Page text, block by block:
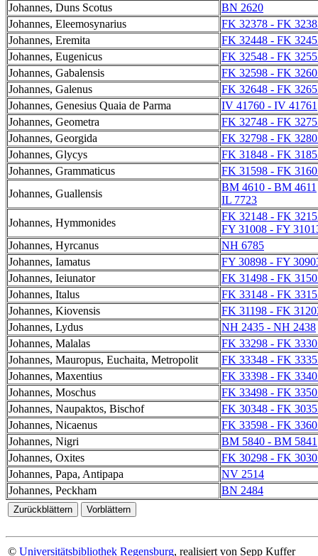
Johannes, Duns Scotus
BN 2620
Johannes, Eleemosynarius
FK 32378 - FK
Johannes, Eremita
FK 32448 - FK
Johannes, Eugenicus
FK 32548 - FK
Johannes, Gabalensis
FK 32598 - FK
Johannes, Galenus
FK 32648 - FK
Johannes, Genesius Quaia de Parma
IV 41760 - IV 41761
Johannes, Geometra
FK 32748 - FK
Johannes, Georgida
FK 32798 - FK
Johannes, Glycys
FK 31848 - FK
Johannes, Grammaticus
FK 31598 - FK
Johannes, Guallensis
BM 4610 - BM 4611
IL 7723
Johannes, Hymmonides
FK 32148 - FK
FY 31008 - FY
Johannes, Hyrcanus
NH 6785
Johannes, Iamatus
FY 30898 - FY
Johannes, Ieiunator
FK 31498 - FK
Johannes, Italus
FK 33148 - FK
Johannes, Kiovensis
FK 31198 - FK
Johannes, Lydus
NH 2435 - NH 2438
Johannes, Malalas
FK 33298 - FK
Johannes, Mauropus, Euchaita, Metropolit
FK 33348 - FK
Johannes, Maxentius
FK 33398 - FK
Johannes, Moschus
FK 33498 - FK
Johannes, Naupaktos, Bischof
FK 30348 - FK
Johannes, Nicaenus
FK 33598 - FK
Johannes, Nigri
BM 5840 - BM 5841
Johannes, Oxites
FK 30298 - FK
Johannes, Papa, Antipapa
NV 2514
Johannes, Peckham
BN 2484
© Universitätsbibliothek Regensburg, realisiert von Sepp Kuffer